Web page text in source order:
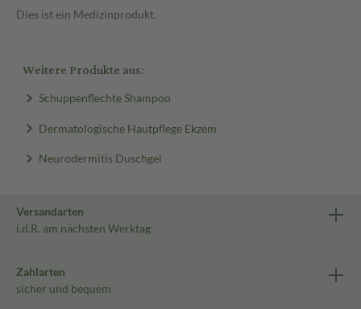
Dies ist ein Medizinprodukt.
Weitere Produkte aus:
Schuppenflechte Shampoo
Dermatologische Hautpflege Ekzem
Neurodermitis Duschgel
Versandarten
i.d.R. am nächsten Werktag
Zahlarten
sicher und bequem